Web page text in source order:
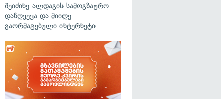
შეიძინე ალდაგის სამოგზაურო
დაზღვევა და მიიღე
გაორმაგებული ინტერნეტი